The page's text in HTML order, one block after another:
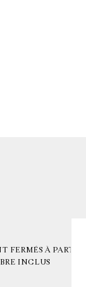
FERMÉS À PARTIR
INCLUS